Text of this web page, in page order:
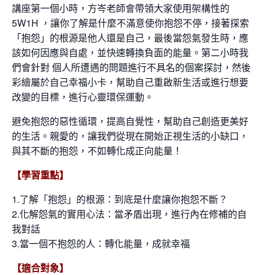
講座第一個小時，方岑老師會帶領大家使用架構性的
5W1H ，讓你了解是什麼不滿意使你抱怨不停，接著探索
「抱怨」的根源是他人還是自己，最後當怨氣發生時，應
該如何因應與自處，並快速轉換負面的能量。第二小時我
們會針對 個人所遭遇的問題進行不具名的個案探討，然後
彩繪屬於自己幸福小卡，幫助自己重啟新生活或進行想要
改變的目標，進行心靈環保運動。
避免抱怨的惡性循環，提高自覺性，幫助自己創造更美好
的生活。親愛的，讓我們從現在開始正視生活的小缺口，
與其不斷的抱怨，不如轉化成正向能量！
【學習重點】
1.了解「抱怨」的根源：到底是什麼讓你抱怨不斷？
2.化解怨氣的實用心法：當矛盾出現，進行內在修補的自
我對話
3.當一個不抱怨的人：轉化能量，成就幸福
【適合對象】